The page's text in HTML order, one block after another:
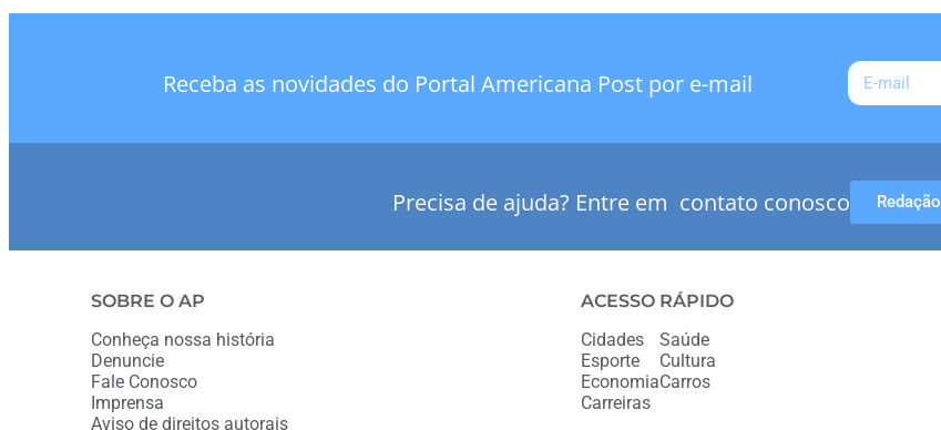
Receba as novidades do Portal Americana Post por e-mail
Precisa de ajuda? Entre em contato conosco Redação
SOBRE O AP
Conheça nossa história
Denuncie
Fale Conosco
Imprensa
Aviso de direitos autorais
ACESSO RÁPIDO
Cidades
Esporte
Economia
Carreiras
Saúde
Cultura
Carros